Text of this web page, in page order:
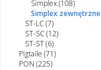
Simplex (108)
Simplex zewnętrzne
ST-LC (7)
ST-SC (12)
ST-ST (6)
Pigtaile (71)
PON (225)